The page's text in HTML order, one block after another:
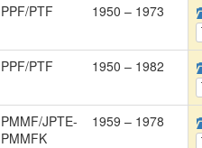
PPF/PTF 1950 – 1973
PPF/PTF 1950 – 1982
PMMF/JPTE-
PMMFK
1959 – 1978